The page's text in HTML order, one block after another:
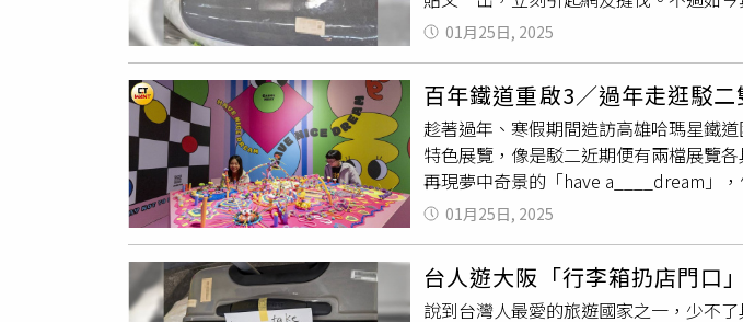
真實姓名和身分，目前正全面動員清查
市刑大今天（10日）稍早回應，依據目
反應，但對於現場發現的任何跡證，警
一名女網友在臉書社團「日本自由行討
文字。令她傻眼的是，該行李箱的主人
丟行李箱的是台灣人，讓她忍不住斥責
天早上沒有人拿走，不就是變相造成人
有這種講好聽是免費贈送，說穿了就是
也是壞掉了懶得處理吧！」、「哇塞⋯
死，丟垃圾還當寶，還好意思寫free，
「笑死人，根本就是垃圾，還好意思寫
請不要當個失格的旅人，這不是宣導很
女兒的私訊，告知原來當天一行人到日
承諾會幫忙回收，怎料卻直接將舊行李
01月25日, 2025
百年鐵道重啟3／過年走逛駁
趁著過年、寒假期間造訪高雄哈瑪星鐵
特色展覽，像是駁二近期便有兩檔展覽
再現夢中奇景的「have a____dream」
年，駁二另一檔「TSUA 當代珍奇穴」
來，該展邀請了國內外共10位藝術創
點超現實的幽默創意，民眾亦可用 便條紙
透過影像進入異想世界。（圖／楊澍攝
01月25日, 2025
台人遊大阪「行李箱扔店門
說到台灣人最愛的旅遊國家之一，少不